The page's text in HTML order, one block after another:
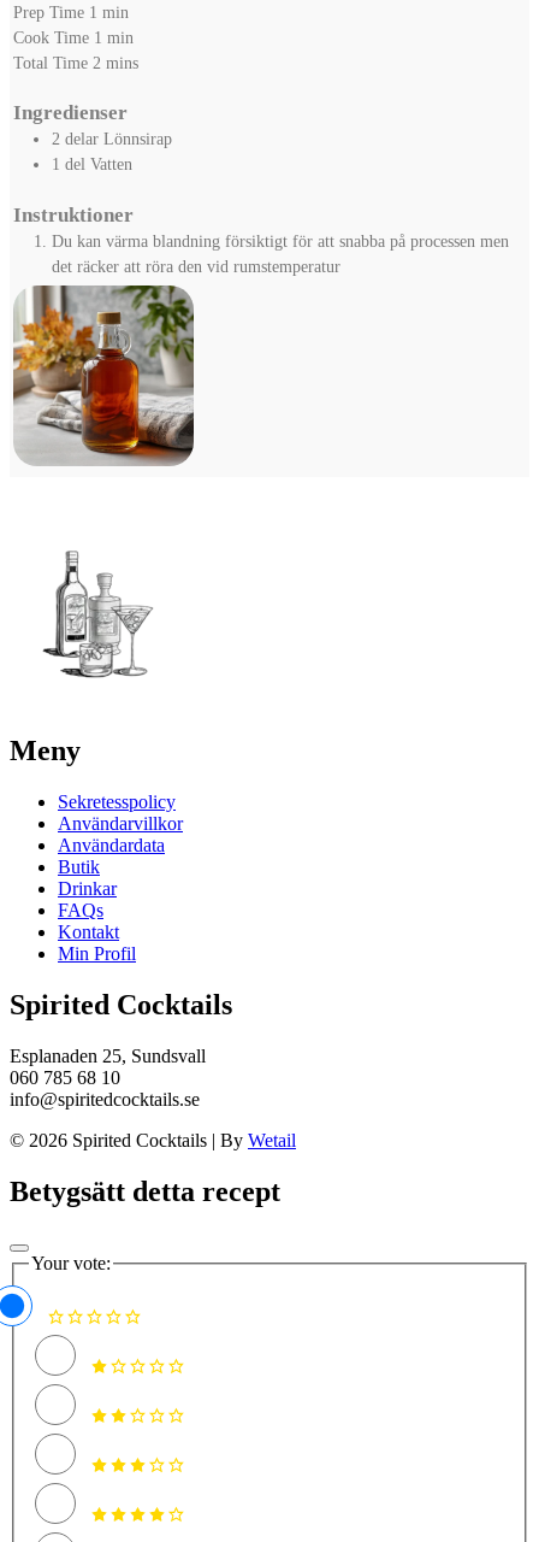
Prep Time 1 minute
min
Cook Time 1 minute
min
Total Time 2 minutes
mins
Ingredienser
2 delar Lönnsirap
1 del Vatten
Instruktioner
Du kan värma blandning försiktigt för att snabba på processen men
det räcker att röra den vid rumstemperatur
Meny
Sekretesspolicy
Användarvillkor
Användardata
Butik
Drinkar
FAQs
Kontakt
Min Profil
Spirited Cocktails
Esplanaden 25, Sundsvall
060 785 68 10
info@spiritedcocktails.se
© 2026 Spirited Cocktails | By Wetail
Betygsätt detta recept
Your vote: